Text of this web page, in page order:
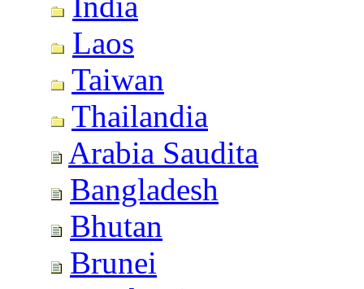
Laos
Taiwan
Thailandia
Arabia Saudita
Bangladesh
Bhutan
Brunei